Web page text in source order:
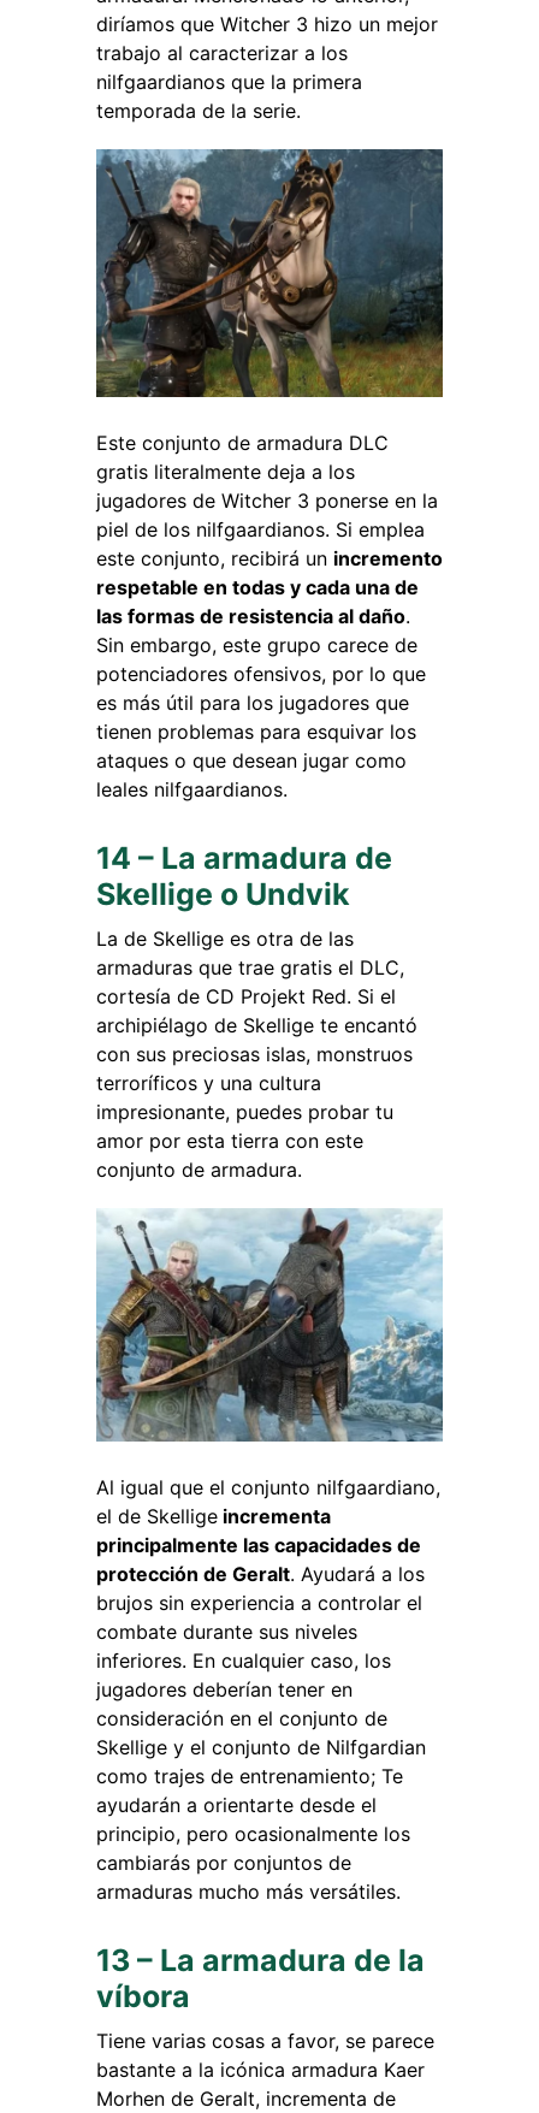
diríamos que Witcher 3 hizo un mejor
trabajo al caracterizar a los
nilfgaardianos que la primera
temporada de la serie.
Este conjunto de armadura DLC
gratis literalmente deja a los
jugadores de Witcher 3 ponerse en la
piel de los nilfgaardianos. Si emplea
este conjunto, recibirá un incremento
respetable en todas y cada una de
las formas de resistencia al daño.
Sin embargo, este grupo carece de
potenciadores ofensivos, por lo que
es más útil para los jugadores que
tienen problemas para esquivar los
ataques o que desean jugar como
leales nilfgaardianos.
14 – La armadura de
Skellige o Undvik
La de Skellige es otra de las
armaduras que trae gratis el DLC,
cortesía de CD Projekt Red. Si el
archipiélago de Skellige te encantó
con sus preciosas islas, monstruos
terroríficos y una cultura
impresionante, puedes probar tu
amor por esta tierra con este
conjunto de armadura.
Al igual que el conjunto nilfgaardiano,
el de Skellige incrementa
principalmente las capacidades de
protección de Geralt. Ayudará a los
brujos sin experiencia a controlar el
combate durante sus niveles
inferiores. En cualquier caso, los
jugadores deberían tener en
consideración en el conjunto de
Skellige y el conjunto de Nilfgardian
como trajes de entrenamiento; Te
ayudarán a orientarte desde el
principio, pero ocasionalmente los
cambiarás por conjuntos de
armaduras mucho más versátiles.
13 – La armadura de la
víbora
Tiene varias cosas a favor, se parece
bastante a la icónica armadura Kaer
Morhen de Geralt, incrementa de